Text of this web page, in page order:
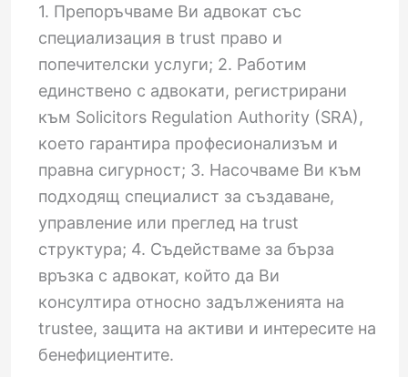
1. Препоръчваме Ви адвокат със
специализация в trust право и
попечителски услуги; 2. Работим
единствено с адвокати, регистрирани
към Solicitors Regulation Authority (SRA),
което гарантира професионализъм и
правна сигурност; 3. Насочваме Ви към
подходящ специалист за създаване,
управление или преглед на trust
структура; 4. Съдействаме за бърза
връзка с адвокат, който да Ви
консултира относно задълженията на
trustee, защита на активи и интересите на
бенефициентите.